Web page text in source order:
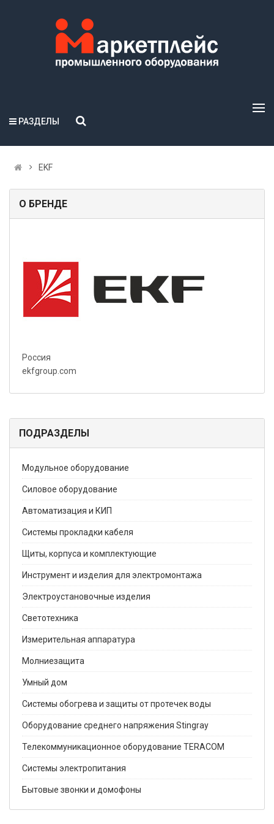
РАЗДЕЛЫ
EKF
О БРЕНДЕ
Россия
ekfgroup.com
ПОДРАЗДЕЛЫ
Модульное оборудование
Силовое оборудование
Автоматизация и КИП
Системы прокладки кабеля
Щиты, корпуса и комплектующие
Инструмент и изделия для электромонтажа
Электроустановочные изделия
Светотехника
Измерительная аппаратура
Молниезащита
Умный дом
Системы обогрева и защиты от протечек воды
Оборудование среднего напряжения Stingray
Телекоммуникационное оборудование TERACOM
Системы электропитания
Бытовые звонки и домофоны